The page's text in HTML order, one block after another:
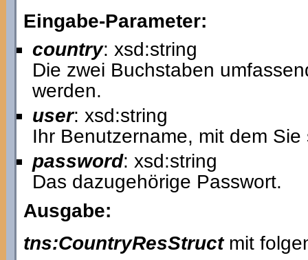
Eingabe-Parameter:
country: xsd:string
Die zwei Buchstaben
werden.
user: xsd:string
Ihr Benutzername, mit dem
password: xsd:string
Das dazugehörige Passwort.
Ausgabe:
tns:CountryResStructmit